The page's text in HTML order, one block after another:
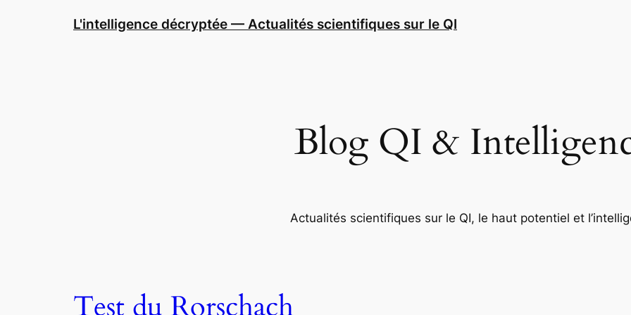
L'intelligence décryptée — Actualités scientifiques sur le QI
Blog QI &
Actualités scientifiques sur le QI, le haut potentiel et
Test du Rorschach